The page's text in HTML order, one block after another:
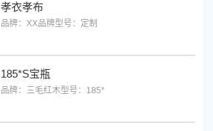
孝衣孝布
品牌：XX品牌型号：定制
185*S宝瓶
品牌：三毛红木型号：185*